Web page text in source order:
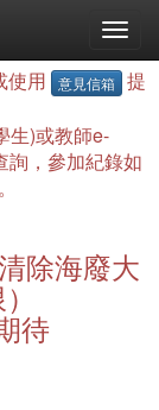
使用 意見信箱
提
生)或教師e-
詢，參加紀錄如
除海廢大
待